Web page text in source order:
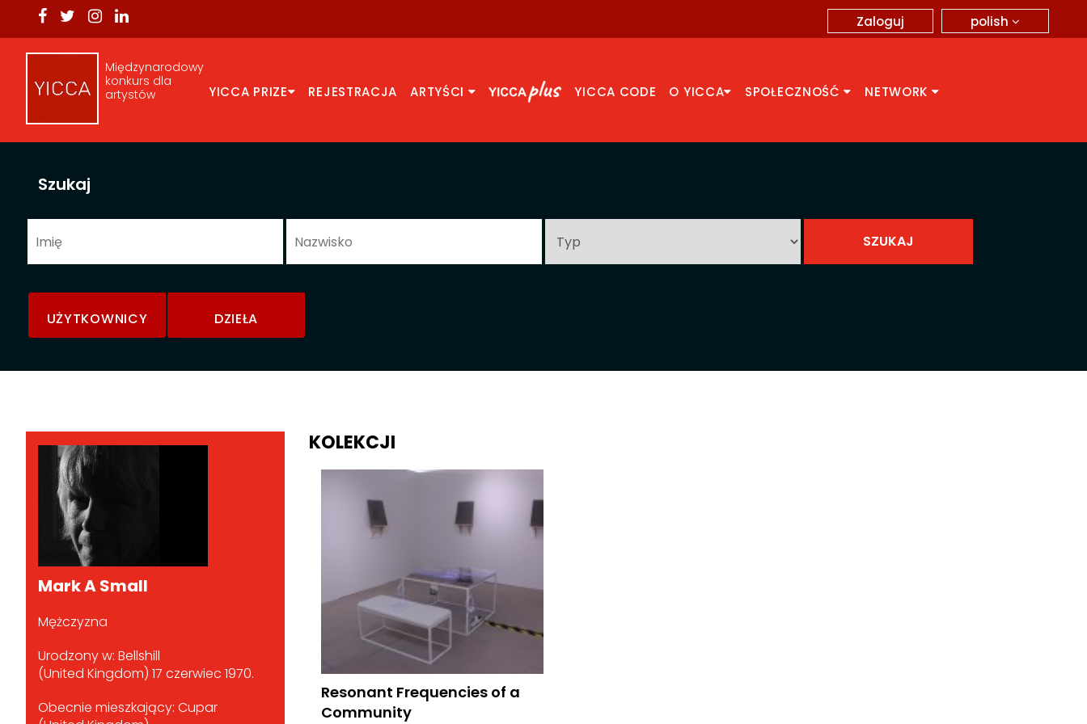
polish
Zaloguj
Międzynarodowy
konkurs dla
artystów
YICCA PRIZE REJESTRACJA ARTYŚCI YICCA CODE O YICCA SPOŁECZNOŚĆ NETWORK
Szukaj
UŻYTKOWNICY DZIEŁA
Mark A Small
Mężczyzna
Urodzony w: Bellshill
(United Kingdom) 17 czerwiec 1970.
Obecnie mieszkający: Cupar
KOLEKCJI
Resonant Frequencies of a
Community